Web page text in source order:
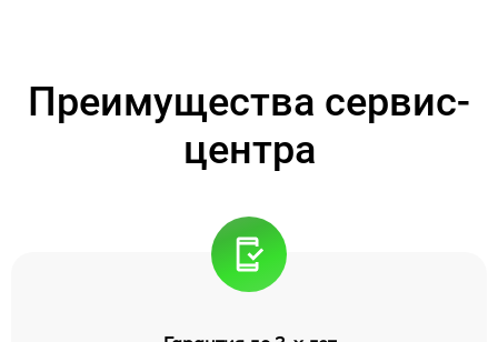
Преимущества сервис-
центра